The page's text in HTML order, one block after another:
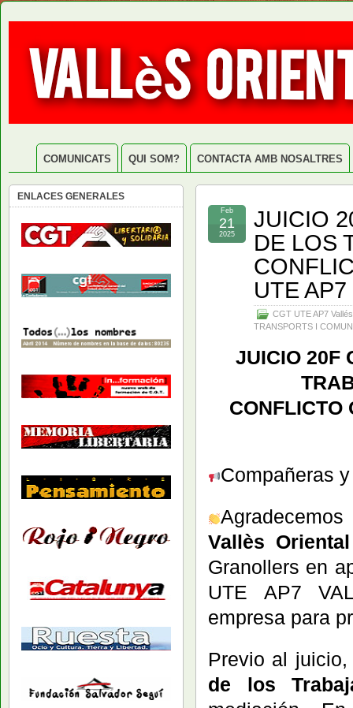
COMUNICATS QUI SOM? CONTACTA AMB NOSALTRES
JUICIO
DE LOS
UTE
CGT UTE AP7 Vallés
TRANSPORTS I
Feb
21
2025
JUICIO 20F
CONFLICTO
Compañeras
Vallès Oriental
Granollers en
UTE AP7
empresa para
Previo al
de los
ENLACES GENERALES